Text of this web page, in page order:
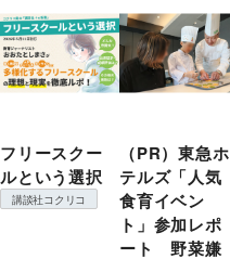
フリースクー
ルという選択
講談社コクリコ
（PR）東急ホ
テルズ「人気
食育イベン
ト」参加レポ
ート 野菜嫌